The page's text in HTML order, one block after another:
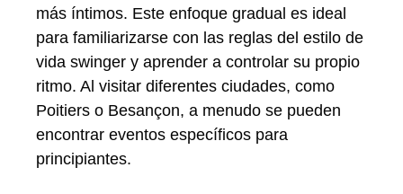
más íntimos. Este enfoque gradual es ideal
para familiarizarse con las reglas del estilo de
vida swinger y aprender a controlar su propio
ritmo. Al visitar diferentes ciudades, como
Poitiers o Besançon, a menudo se pueden
encontrar eventos específicos para
principiantes.